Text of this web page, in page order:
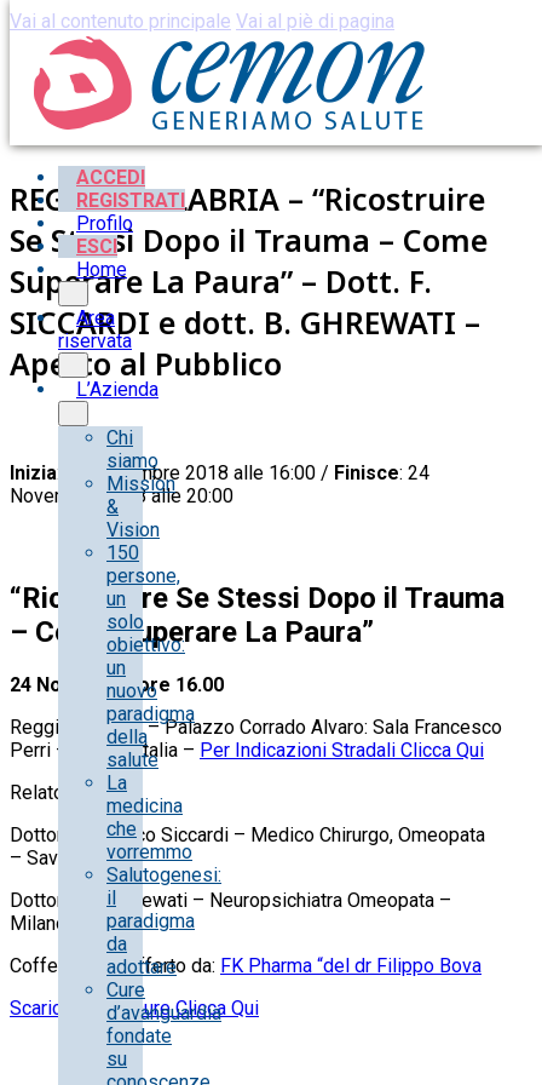
Vai al contenuto principale Vai al piè di pagina
ACCEDI
REGISTRATI
Profilo
ESCI
Home
Area
riservata
L’Azienda
Chi
siamo
Mission
&
Vision
150
persone,
un
solo
obiettivo:
un
nuovo
paradigma
della
salute
La
medicina
che
vorremmo
Salutogenesi:
il
paradigma
da
adottare
Cure
d’avanguardia
fondate
su
REGGIO CALABRIA – “Ricostruire
Se Stessi Dopo il Trauma – Come
Superare La Paura” – Dott. F.
SICCARDI e dott. B. GHREWATI –
Aperto al Pubblico
Inizia: 24 Novembre 2018 alle 16:00 / Finisce: 24
Novembre 2018 alle 20:00
“Ricostruire Se Stessi Dopo il Trauma
– Come Superare La Paura”
24 Novembre ore 16.00
Reggio Calabria – Palazzo Corrado Alvaro: Sala Francesco
Perri – Piazza Italia – Per Indicazioni Stradali Clicca Qui
Relatori:
Dottor Francesco Siccardi – Medico Chirurgo, Omeopata
– Savona
Dottor Baha Ghrewati – Neuropsichiatra Omeopata –
Milano
Coffee Break offerto da: FK Pharma “del dr Filippo Bova
Scarica la Brochure Clicca Qui